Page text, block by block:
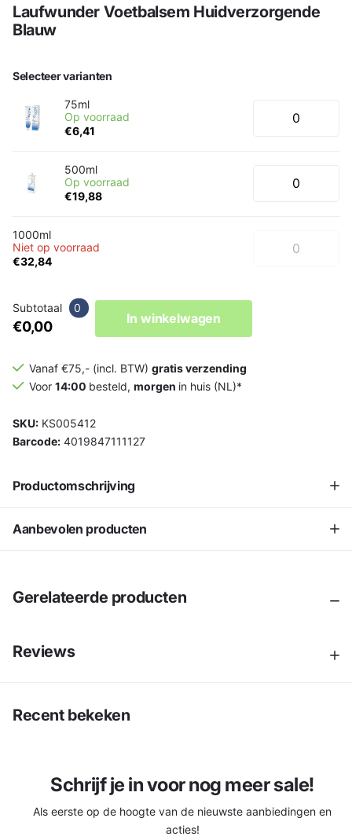
Laufwunder Voetbalsem Huidverzorgende
Blauw
Selecteer varianten
75ml
Op voorraad
€6,41
500ml
Op voorraad
€19,88
1000ml
Niet op voorraad
€32,84
Subtotaal 0
€0,00
In winkelwagen
Vanaf €75,- (incl. BTW) gratis verzending
Voor 14:00 besteld, morgen in huis (NL)*
SKU: KS005412
Barcode: 4019847111127
Productomschrijving
Aanbevolen producten
Gerelateerde producten
Reviews
Recent bekeken
Schrijf je in voor nog meer sale!
Als eerste op de hoogte van de nieuwste aanbiedingen en
acties!